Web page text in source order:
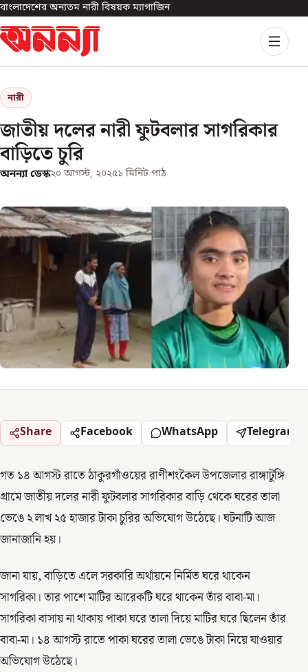
বাংলাদেশের অন্যতম নারী বিষয়ক ম্যাগাজিন
নারী
জাতীয় দলের নারী ফুটবলার সাগরিকার
বাড়িতে চুরি
অনন্যা ডেস্ক২০ আগস্ট, ২০২৫১ মিনিট পাঠ
Share Facebook WhatsApp Telegram
গত ১৪ আগস্ট রাতে ঠাকুরগাঁওয়ের রাণীশংকৈল উপজেলার রাঙ্গাটুঙ্গি
গ্রামে জাতীয় দলের নারী ফুটবলার সাগরিকার বাড়ি থেকে ঘরের তালা
ভেঙে ২ লাখ ২৫ হাজার টাকা চুরির অভিযোগ উঠেছে। ঘটনাটি আজ
জানাজানি হয়।
জানা যায়, বাড়িতে এলে সরকারি অর্থায়নে নির্মিত ঘরে থাকেন
সাগরিকা। তার পাশে মাটির আরেকটি ঘরে থাকেন তাঁর বাবা-মা।
সাগরিকা বাসায় না থাকায় পাকা ঘরে তালা দিয়ে মাটির ঘরে ছিলেন তাঁর
বাবা-মা। ১৪ আগস্ট রাতে পাকা ঘরের তালা ভেঙে টাকা নিয়ে যাওয়ার
অভিযোগ উঠেছে।